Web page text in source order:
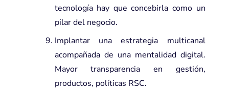
tecnología hay que concebirla como un
pilar del negocio.
Implantar una estrategia multicanal
acompañada de una mentalidad digital.
Mayor transparencia en gestión,
productos, políticas RSC.